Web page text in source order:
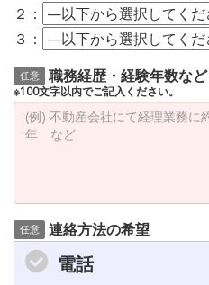
２：
３：
任意 職務経歴・経験年数など
※100文字以内でご記入ください。
任意 連絡方法の希望
電話